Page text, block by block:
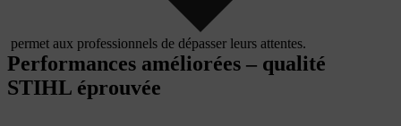
permet aux professionnels de dépasser leurs attentes.
Performances améliorées – qualité
STIHL éprouvée